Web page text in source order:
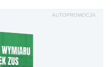
AUTOPROMOCJA